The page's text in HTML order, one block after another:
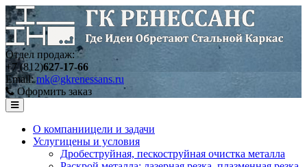
Отдел продаж:
+7 (812)627-17-66
Email:mk@gkrenessans.ru
Оформить заказ
О компаниицели и задачи
Услугицены и условия
Дробеструйная, пескоструйная очистка металла